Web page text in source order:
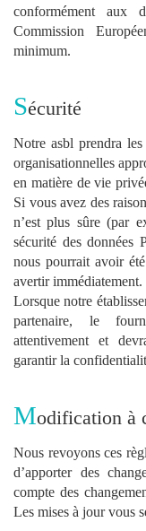
conformément aux
Commission
minimum.
Sécurité
Notre asbl prendra les
organisationnelles
en matière de vie
Si vous avez des
n’est plus sûre (par
sécurité des données
nous pourrait avoir
avertir immédiatement.
Lorsque notre
partenaire, le
attentivement et
garantir la
Modification à
Nous revoyons ces
d’apporter des
compte des
Les mises à jour vous